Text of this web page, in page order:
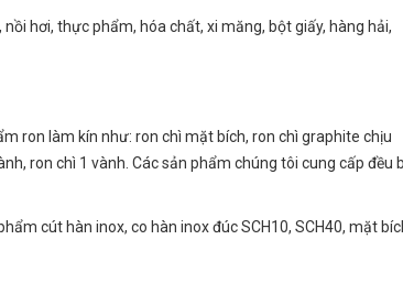
hơi, thực phẩm, hóa chất, xi măng, bột giấy, hàng hải,
ron làm kín như: ron chì mặt bích, ron chì graphite chịu
ron chì 1 vành. Các sản phẩm chúng tôi cung cấp đều
cút hàn inox, co hàn inox đúc SCH10, SCH40, mặt